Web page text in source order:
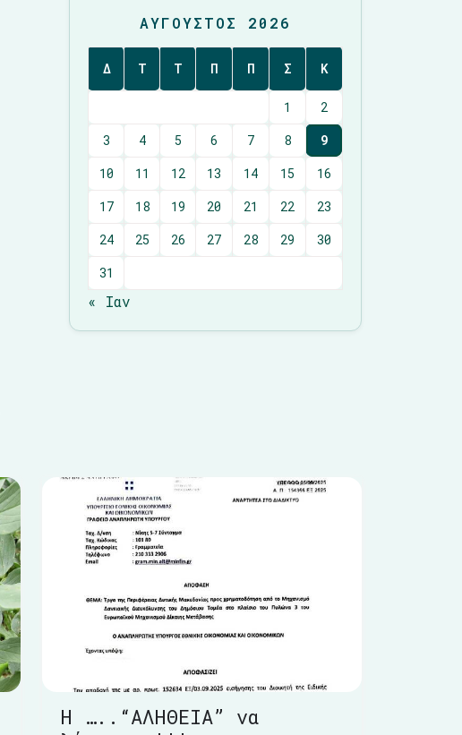
ΑΎΓΟΥΣΤΟΣ 2026
Δ Τ Τ Π Π Σ Κ
1
2
3
4 5 6 7 8
9
10
11 12 13 14 15
16
17
18 19 20 21 22
23
24
25 26 27 28 29
30
31
« Ιαν
Η …..“ΑΛΗΘΕΙΑ” να